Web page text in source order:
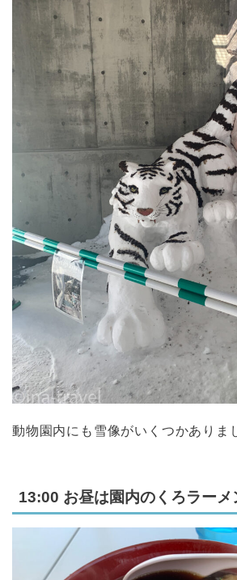
動物園内にも雪像がいくつかありま
13:00 お昼は園内のくろラーメ